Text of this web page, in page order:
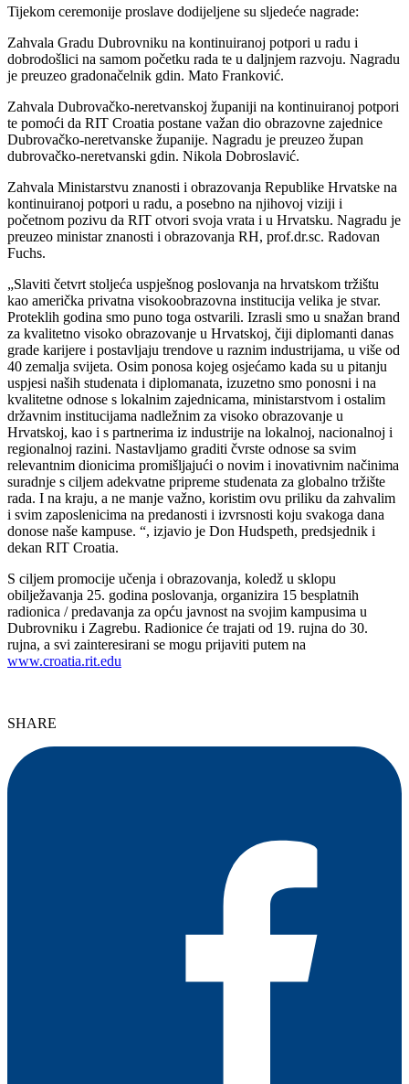
Tijekom ceremonije proslave dodijeljene su sljedeće nagrade:
Zahvala Gradu Dubrovniku na kontinuiranoj potpori u radu i
dobrodošlici na samom početku rada te u daljnjem razvoju. Nagradu
je preuzeo gradonačelnik gdin. Mato Franković.
Zahvala Dubrovačko-neretvanskoj županiji na kontinuiranoj potpori
te pomoći da RIT Croatia postane važan dio obrazovne zajednice
Dubrovačko-neretvanske županije. Nagradu je preuzeo župan
dubrovačko-neretvanski gdin. Nikola Dobroslavić.
Zahvala Ministarstvu znanosti i obrazovanja Republike Hrvatske na
kontinuiranoj potpori u radu, a posebno na njihovoj viziji i
početnom pozivu da RIT otvori svoja vrata i u Hrvatsku. Nagradu je
preuzeo ministar znanosti i obrazovanja RH, prof.dr.sc. Radovan
Fuchs.
„Slaviti četvrt stoljeća uspješnog poslovanja na hrvatskom tržištu
kao američka privatna visokoobrazovna institucija velika je stvar.
Proteklih godina smo puno toga ostvarili. Izrasli smo u snažan brand
za kvalitetno visoko obrazovanje u Hrvatskoj, čiji diplomanti danas
grade karijere i postavljaju trendove u raznim industrijama, u više od
40 zemalja svijeta. Osim ponosa kojeg osjećamo kada su u pitanju
uspjesi naših studenata i diplomanata, izuzetno smo ponosni i na
kvalitetne odnose s lokalnim zajednicama, ministarstvom i ostalim
državnim institucijama nadležnim za visoko obrazovanje u
Hrvatskoj, kao i s partnerima iz industrije na lokalnoj, nacionalnoj i
regionalnoj razini. Nastavljamo graditi čvrste odnose sa svim
relevantnim dionicima promišljajući o novim i inovativnim načinima
suradnje s ciljem adekvatne pripreme studenata za globalno tržište
rada. I na kraju, a ne manje važno, koristim ovu priliku da zahvalim
i svim zaposlenicima na predanosti i izvrsnosti koju svakoga dana
donose naše kampuse. “, izjavio je Don Hudspeth, predsjednik i
dekan RIT Croatia.
S ciljem promocije učenja i obrazovanja, koledž u sklopu
obilježavanja 25. godina poslovanja, organizira 15 besplatnih
radionica / predavanja za opću javnost na svojim kampusima u
Dubrovniku i Zagrebu. Radionice će trajati od 19. rujna do 30.
rujna, a svi zainteresirani se mogu prijaviti putem na
www.croatia.rit.edu
SHARE